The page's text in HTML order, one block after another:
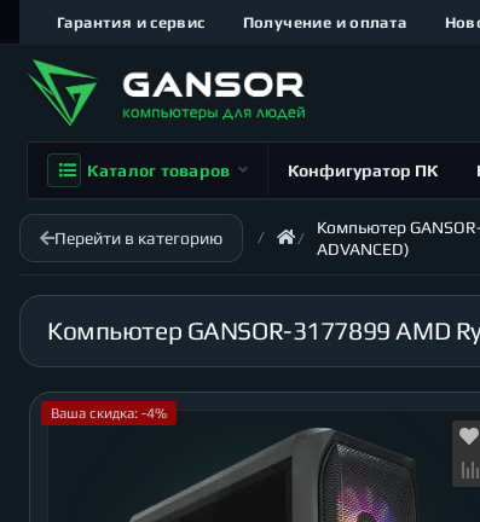
Гарантия и сервис Получение и оплата
Каталог товаров Конфигуратор ПК
Перейти в категорию
Компьютер
ADVANCED)
Ваша скидка: -4%